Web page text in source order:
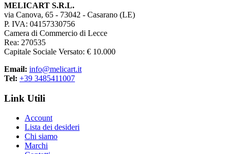
MELICART S.R.L.
via Canova, 65 - 73042 - Casarano (LE)
P. IVA: 04157330756
Camera di Commercio di Lecce
Rea: 270535
Capitale Sociale Versato: € 10.000
Email: info@melicart.it
Tel: +39 3485411007
Link Utili
Account
Lista dei desideri
Chi siamo
Marchi